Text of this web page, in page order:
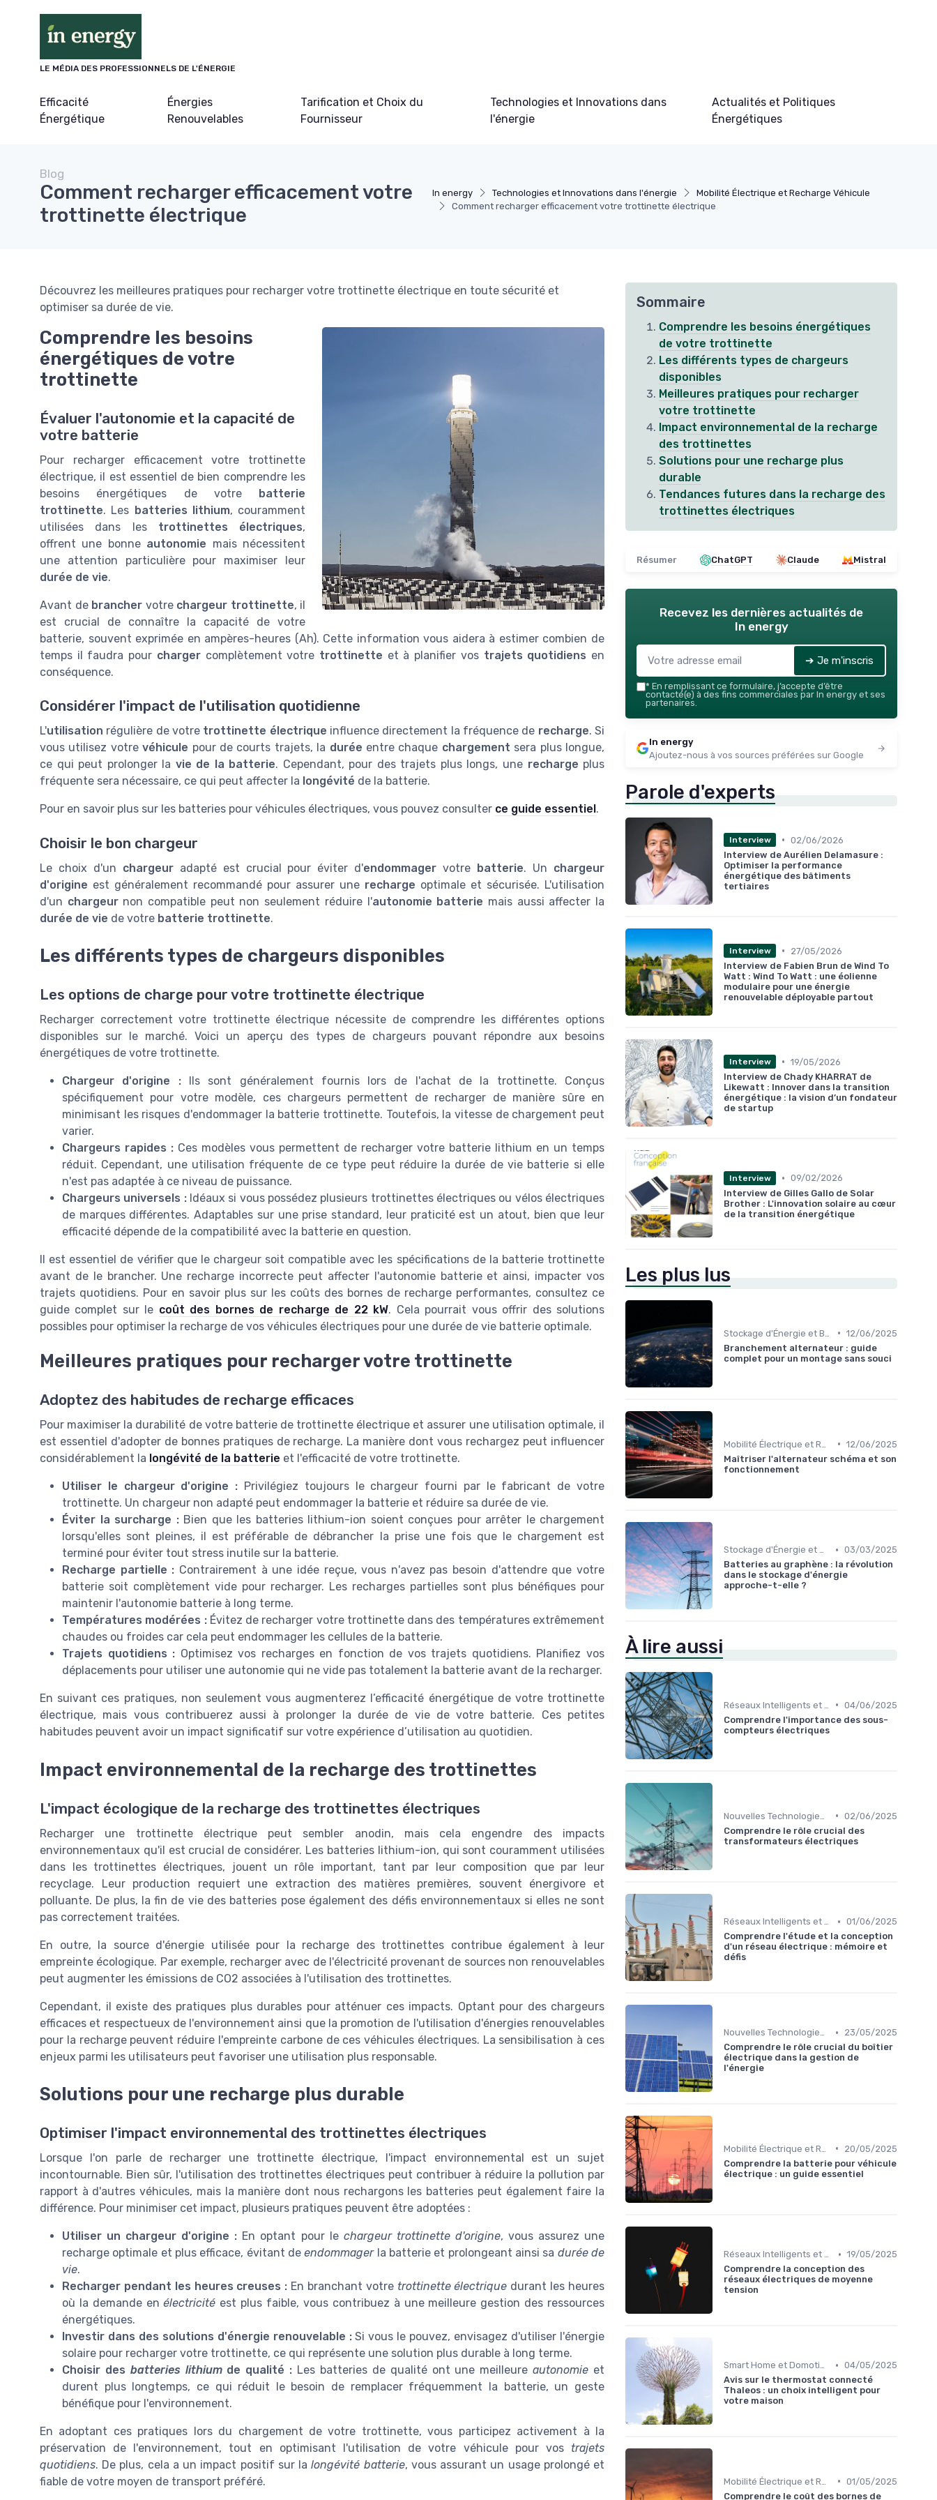
LE MÉDIA DES PROFESSIONNELS DE L'ÉNERGIE
Efficacité
Énergétique
Énergies
Renouvelables
Tarification et Choix du
Fournisseur
Technologies et Innovations dans
l'énergie
Actualités et Politiques
Énergétiques
In energy Technologies et Innovations dans l'énergie
Mobilité Électrique et Recharge Véhicule
Comment recharger efficacement votre trottinette électrique
Blog
Comment recharger efficacement votre
trottinette électrique
Découvrez les meilleures pratiques pour recharger votre trottinette électrique en toute sécurité et
optimiser sa durée de vie.
Comprendre les besoins
énergétiques de votre
trottinette
Évaluer l'autonomie et la capacité de
votre batterie
Pour recharger efficacement votre trottinette
électrique, il est essentiel de bien comprendre les
besoins énergétiques de votre batterie
trottinette. Les batteries lithium, couramment
utilisées dans les trottinettes électriques,
offrent une bonne autonomie mais nécessitent
une attention particulière pour maximiser leur
durée de vie.
Avant de brancher votre chargeur trottinette, il
est crucial de connaître la capacité de votre
batterie, souvent exprimée en ampères-heures (Ah). Cette information vous aidera à estimer combien de
temps il faudra pour chargercomplètement votre trottinette et à planifier vos trajets quotidiens en
conséquence.
Considérer l'impact de l'utilisation quotidienne
L'utilisation régulière de votre trottinette électrique influence directement la fréquence de recharge. Si
vous utilisez votrevéhicule pour de courts trajets, la durée entre chaque chargement sera plus longue,
ce qui peut prolonger la vie de la batterie. Cependant, pour des trajets plus longs, une recharge plus
fréquente sera nécessaire, ce qui peut affecter la longévité de la batterie.
Pour en savoir plus sur les batteries pour véhicules électriques, vous pouvez consulter ce guide essentiel .
Choisir le bon chargeur
Le choix d'un chargeuradapté est crucial pour éviter d'endommager votre batterie. Un chargeur
d'origine est généralement recommandé pour assurer une recharge optimale et sécurisée. L'utilisation
d'un chargeurnon compatible peut non seulement réduire l'autonomie batterie mais aussi affecter la
durée de vie de votre batterie trottinette.
Les différents types de chargeurs disponibles
Les options de charge pour votre trottinette électrique
Recharger correctement votre trottinette électrique nécessite de comprendre les différentes options
disponibles sur le marché. Voici un aperçu des types de chargeurs pouvant répondre aux besoins
énergétiques de votre trottinette.
Chargeur d'origine :Ils sont généralement fournis lors de l'achat de la trottinette. Conçus
spécifiquement pour votre modèle, ces chargeurs permettent de recharger de manière sûre en
minimisant les risques d'endommager la batterie trottinette. Toutefois, la vitesse de chargement peut
varier.
Chargeurs rapides : Ces modèles vous permettent de recharger votre batterie lithium en un temps
réduit. Cependant, une utilisation fréquente de ce type peut réduire la durée de vie batterie si elle
n'est pas adaptée à ce niveau de puissance.
Chargeurs universels :Idéaux si vous possédez plusieurs trottinettes électriques ou vélos électriques
de marques différentes. Adaptables sur une prise standard, leur praticité est un atout, bien que leur
efficacité dépende de la compatibilité avec la batterie en question.
Il est essentiel de vérifier que le chargeur soit compatible avec les spécifications de la batterie trottinette
avant de le brancher. Une recharge incorrecte peut affecter l'autonomie batterie et ainsi, impacter vos
trajets quotidiens. Pour en savoir plus sur les coûts des bornes de recharge performantes, consultez ce
guide complet sur le coût des bornes de recharge de 22 kW. Cela pourrait vous offrir des solutions
possibles pour optimiser la recharge de vos véhicules électriques pour une durée de vie batterie optimale.
Meilleures pratiques pour recharger votre trottinette
Adoptez des habitudes de recharge efficaces
Pour maximiser la durabilité de votre batterie de trottinette électrique et assurer une utilisation optimale, il
est essentiel d'adopter de bonnes pratiques de recharge. La manière dont vous rechargez peut influencer
considérablement la longévité de la batterie et l'efficacité de votre trottinette.
Utiliser le chargeur d'origine : Privilégiez toujours le chargeur fourni par le fabricant de votre
trottinette. Un chargeur non adapté peut endommager la batterie et réduire sa durée de vie.
Éviter la surcharge :Bien que les batteries lithium-ion soient conçues pour arrêter le chargement
lorsqu'elles sont pleines, il est préférable de débrancher la prise une fois que le chargement est
terminé pour éviter tout stress inutile sur la batterie.
Recharge partielle : Contrairement à une idée reçue, vous n'avez pas besoin d'attendre que votre
batterie soit complètement vide pour recharger. Les recharges partielles sont plus bénéfiques pour
maintenir l'autonomie batterie à long terme.
Températures modérées :Évitez de recharger votre trottinette dans des températures extrêmement
chaudes ou froides car cela peut endommager les cellules de la batterie.
Trajets quotidiens : Optimisez vos recharges en fonction de vos trajets quotidiens. Planifiez vos
déplacements pour utiliser une autonomie qui ne vide pas totalement la batterie avant de la recharger.
En suivant ces pratiques, non seulement vous augmenterez l’efficacité énergétique de votre trottinette
électrique, mais vous contribuerez aussi à prolonger la durée de vie de votre batterie. Ces petites
habitudes peuvent avoir un impact significatif sur votre expérience d’utilisation au quotidien.
Impact environnemental de la recharge des trottinettes
L'impact écologique de la recharge des trottinettes électriques
Recharger une trottinette électrique peut sembler anodin, mais cela engendre des impacts
environnementaux qu'il est crucial de considérer. Les batteries lithium-ion, qui sont couramment utilisées
dans les trottinettes électriques, jouent un rôle important, tant par leur composition que par leur
recyclage. Leur production requiert une extraction des matières premières, souvent énergivore et
polluante. De plus, la fin de vie des batteries pose également des défis environnementaux si elles ne sont
pas correctement traitées.
En outre, la source d'énergie utilisée pour la recharge des trottinettes contribue également à leur
empreinte écologique. Par exemple, recharger avec de l'électricité provenant de sources non renouvelables
peut augmenter les émissions de CO2 associées à l'utilisation des trottinettes.
Cependant, il existe des pratiques plus durables pour atténuer ces impacts. Optant pour des chargeurs
efficaces et respectueux de l'environnement ainsi que la promotion de l'utilisation d'énergies renouvelables
pour la recharge peuvent réduire l'empreinte carbone de ces véhicules électriques. La sensibilisation à ces
enjeux parmi les utilisateurs peut favoriser une utilisation plus responsable.
Solutions pour une recharge plus durable
Optimiser l'impact environnemental des trottinettes électriques
Lorsque l'on parle de recharger une trottinette électrique, l'impact environnemental est un sujet
incontournable. Bien sûr, l'utilisation des trottinettes électriques peut contribuer à réduire la pollution par
rapport à d'autres véhicules, mais la manière dont nous rechargons les batteries peut également faire la
différence. Pour minimiser cet impact, plusieurs pratiques peuvent être adoptées :
Utiliser un chargeur d'origine : En optant pour le chargeur trottinette d'origine, vous assurez une
recharge optimale et plus efficace, évitant deendommagerla batterie et prolongeant ainsi sa durée de
vie.
Recharger pendant les heures creuses : En branchant votre trottinette électrique durant les heures
où la demande enélectricité est plus faible, vous contribuez à une meilleure gestion des ressources
énergétiques.
Investir dans des solutions d'énergie renouvelable :Si vous le pouvez, envisagez d'utiliser l'énergie
solaire pour recharger votre trottinette, ce qui représente une solution plus durable à long terme.
Choisir des batteries lithiumde qualité : Les batteries de qualité ont une meilleureautonomie et
durent plus longtemps, ce qui réduit le besoin de remplacer fréquemment la batterie, un geste
bénéfique pour l'environnement.
En adoptant ces pratiques lors du chargement de votre trottinette, vous participez activement à la
préservation de l'environnement, tout en optimisant l'utilisation de votre véhicule pour vos trajets
quotidiens. De plus, cela a un impact positif sur lalongévité batterie, vous assurant un usage prolongé et
fiable de votre moyen de transport préféré.
Sommaire
Comprendre les besoins énergétiques
de votre trottinette
Les différents types de chargeurs
disponibles
Meilleures pratiques pour recharger
votre trottinette
Impact environnemental de la recharge
des trottinettes
Solutions pour une recharge plus
durable
Tendances futures dans la recharge des
trottinettes électriques
Résumer ChatGPT Claude Mistral
Recevez les dernières actualités de
In energy
➔ Je m'inscris
* En remplissant ce formulaire, j’accepte d’être
contacté(e) à des fins commerciales par In energy et ses
partenaires.
In energy
Ajoutez-nous à vos sources préférées sur Google
Parole d'experts
Interview • 02/06/2026
Interview de Aurélien Delamasure :
Optimiser la performance
énergétique des bâtiments
tertiaires
Interview •
27/05/2026
Interview de Fabien Brun de Wind To
Watt : Wind To Watt : une éolienne
modulaire pour une énergie
renouvelable déployable partout
Interview • 19/05/2026
Interview de Chady KHARRAT de
Likewatt : Innover dans la transition
énergétique : la vision d’un fondateur
de startup
Interview • 09/02/2026
Interview de Gilles Gallo de Solar
Brother : L'innovation solaire au cœur
de la transition énergétique
Les plus lus
• 12/06/2025
Branchement alternateur : guide
complet pour un montage sans souci
• 12/06/2025
Maîtriser l'alternateur schéma et son
fonctionnement
Stockage d'Énergie et Batteries • 03/03/2025
Batteries au graphène : la révolution
dans le stockage d'énergie
approche-t-elle ?
À lire aussi
• 04/06/2025
Comprendre l'importance des sous-
compteurs électriques
• 02/06/2025
Comprendre le rôle crucial des
transformateurs électriques
Réseaux Intelligents et Compteurs Connectés • 01/06/2025
Comprendre l'étude et la conception
d'un réseau électrique : mémoire et
défis
Nouvelles Technologies Énergétiques •
23/05/2025
Comprendre le rôle crucial du boîtier
électrique dans la gestion de
l'énergie
•
20/05/2025
Comprendre la batterie pour véhicule
électrique : un guide essentiel
Réseaux Intelligents et Compteurs Connectés • 19/05/2025
Comprendre la conception des
réseaux électriques de moyenne
tension
Smart Home et Domotique • 04/05/2025
Avis sur le thermostat connecté
Thaleos : un choix intelligent pour
votre maison
• 01/05/2025
Comprendre le coût des bornes de